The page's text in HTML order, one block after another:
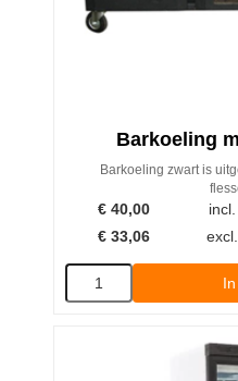
Barkoeling
Barkoeling zwart is
€ 40,00
€ 33,06